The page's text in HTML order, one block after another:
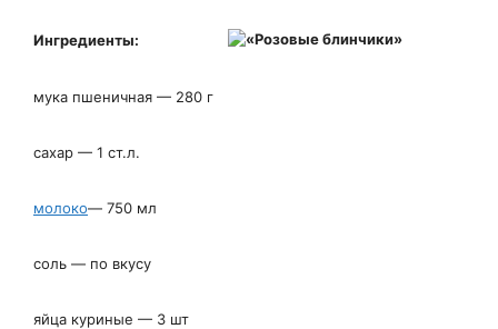
Ингредиенты:
мука пшеничная — 280 г
сахар — 1 ст.л.
молоко— 750 мл
соль — по вкусу
яйца куриные — 3 шт